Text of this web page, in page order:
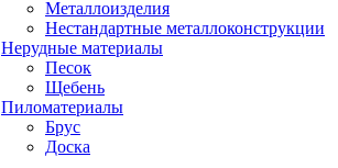
Металлоизделия
Нестандартные металлоконструкции
Нерудные материалы
Песок
Щебень
Пиломатериалы
Брус
Доска